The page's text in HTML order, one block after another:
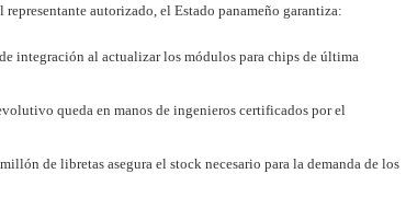
autorizado, el Estado panameño garantiza:
integración al actualizar los módulos para chips de última
queda en manos de ingenieros certificados por el
de libretas asegura el stock necesario para la demanda de los